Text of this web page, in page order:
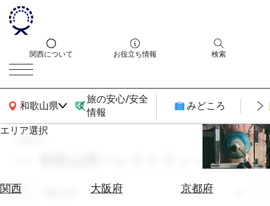
関西について お役立ち情報 検索
和歌山県
関西広域MAP
旅の安心/安全
情報
みどころ
エリア選択
関西 大阪府
京都府
エ
search
和歌山県 × レストラン × 6月
エリア